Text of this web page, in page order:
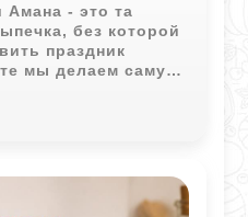
- это та
без которой
праздник
мы делаем самую
начинку, которая
и ароматной за
цедры. Само
и с